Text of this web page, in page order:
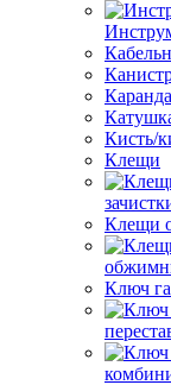
Кисть/
Клещи
Клещи
Ключ